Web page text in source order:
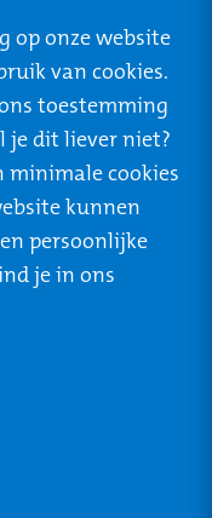
op onze website
van cookies.
toestemming
je dit liever niet?
minimale cookies
kunnen
persoonlijke
je in ons
304